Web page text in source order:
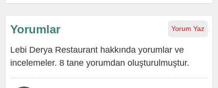
Yorum Yaz
Yorumlar
Lebi Derya Restaurant hakkında yorumlar ve
incelemeler. 8 tane yorumdan oluşturulmuştur.